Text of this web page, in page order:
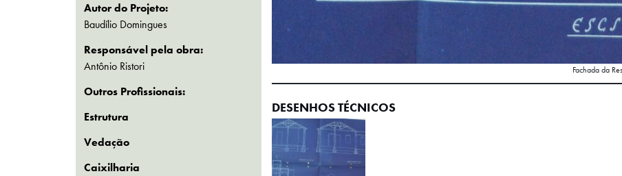
Autor do Projeto:
Baudílio Domingues
Responsável pela obra:
Antônio Ristori
Outros Profissionais:
Estrutura
Vedação
Caixilharia
Fachada da
DESENHOS TÉCNICOS